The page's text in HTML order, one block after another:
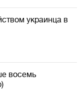
украинца в
восемь